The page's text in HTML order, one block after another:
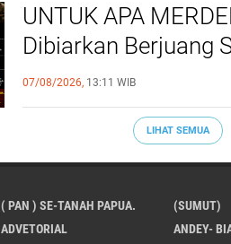
UNTUK APA
Dibiarkan Berjuang
Katanya Merdeka
07/08/2026, 13:11 WIB
LIHAT SEMUA
( PAN ) SE-TANAH PAPUA. (SUMUT)
ADVETORIAL ANDEY-